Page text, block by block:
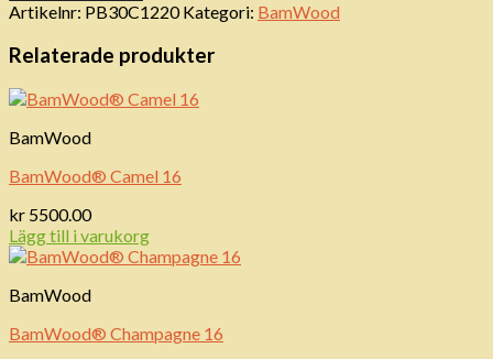
Artikelnr: PB30C1220 Kategori: BamWood
Relaterade produkter
BamWood
BamWood® Camel 16
kr 5500.00
Lägg till i varukorg
BamWood
BamWood® Champagne 16